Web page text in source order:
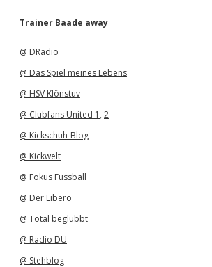
h
Trainer Baade away
@ DRadio
@ Das Spiel meines Lebens
@ HSV Klönstuv
@ Clubfans United 1 , 2
@ Kickschuh-Blog
@ Kickwelt
@ Fokus Fussball
@ Der Libero
@ Total beglubbt
@ Radio DU
@ Stehblog